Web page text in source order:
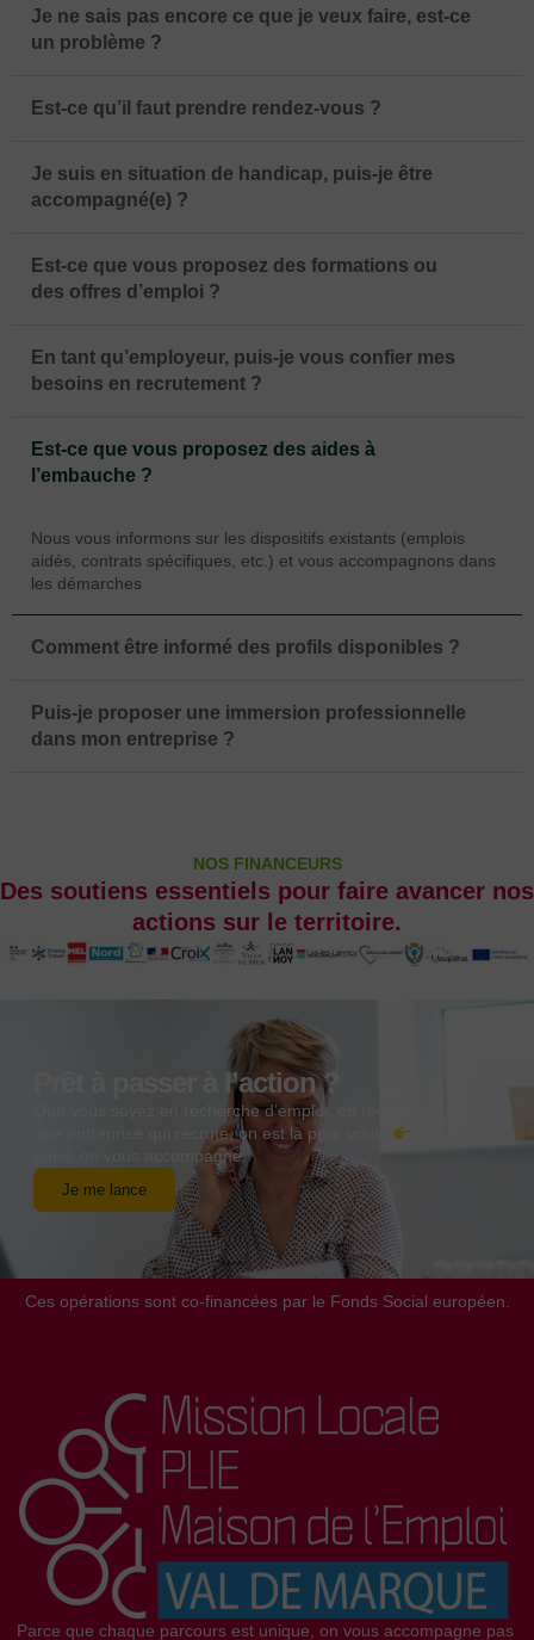
Je ne sais pas encore ce que je veux faire, est-ce
un problème ?
Est-ce qu’il faut prendre rendez-vous ?
Je suis en situation de handicap, puis-je être
accompagné(e) ?
Est-ce que vous proposez des formations ou
des offres d’emploi ?
En tant qu’employeur, puis-je vous confier mes
besoins en recrutement ?
Est-ce que vous proposez des aides à
l’embauche ?
Nous vous informons sur les dispositifs existants (emplois
aidés, contrats spécifiques, etc.) et vous accompagnons dans
les démarches
Comment être informé des profils disponibles ?
Puis-je proposer une immersion professionnelle
dans mon entreprise ?
NOS FINANCEURS
Des soutiens essentiels pour faire avancer nos
actions sur le territoire.
Prêt à passer à l’action ?
Que vous soyez en recherche d’emploi, en reconversion ou
une entreprise qui recrute, on est là pour vous.
nous, on vous accompagne.
Je me lance
Ces opérations sont co-financées par le Fonds Social européen.
Parce que chaque parcours est unique, on vous accompagne pas